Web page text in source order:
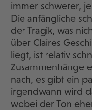
immer schwerer,
Die anfängliche
der Tragik, was
über Claires
liegt, ist relativ
Zusammenhänge
nach, es gibt ein
irgendwann wird
wobei der Ton